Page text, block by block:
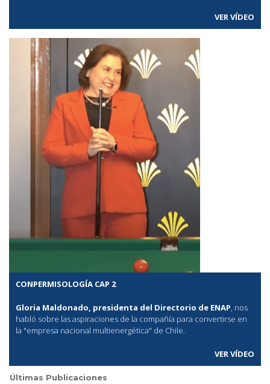
VER VÍDEO
CONPERMISOLOGÍA CAP 2
Gloria Maldonado, presidenta del Directorio de ENAP , nos
habló sobre las aspiraciones de la compañía para convertirse en
la "empresa nacional multienergética" de Chile.
VER VÍDEO
Últimas Publicaciones